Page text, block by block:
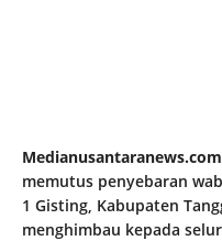
memutus penyebaran
1 Gisting, Kabupaten
menghimbau kepada